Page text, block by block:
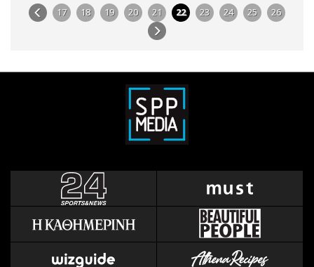
17 18 19 20 21 22 23 24 25 26